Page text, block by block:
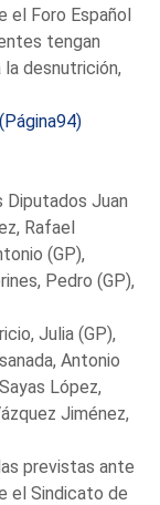
el Foro Español
tengan
desnutrición,
(Página94)
Juan
Rafael
(GP),
Pedro (GP),
Julia (GP),
Antonio
López,
Jiménez,
previstas ante
el Sindicato de